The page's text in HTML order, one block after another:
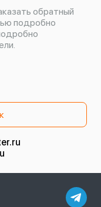
обратный
подробно